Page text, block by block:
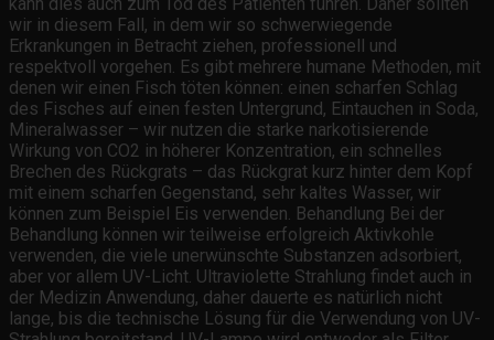
wir in diesem Fall, in dem wir so schwerwiegende
Erkrankungen in Betracht ziehen, professionell und
respektvoll vorgehen. Es gibt mehrere humane Methoden, mit
denen wir einen Fisch töten können: einen scharfen Schlag
des Fisches auf einen festen Untergrund, Eintauchen in Soda,
Mineralwasser – wir nutzen die starke narkotisierende
Wirkung von CO2 in höherer Konzentration, ein schnelles
Brechen des Rückgrats – das Rückgrat kurz hinter dem Kopf
mit einem scharfen Gegenstand, sehr kaltes Wasser, wir
können zum Beispiel Eis verwenden. Behandlung Bei der
Behandlung können wir teilweise erfolgreich Aktivkohle
verwenden, die viele unerwünschte Substanzen adsorbiert,
aber vor allem UV-Licht. Ultraviolette Strahlung findet auch in
der Medizin Anwendung, daher dauerte es natürlich nicht
lange, bis die technische Lösung für die Verwendung von UV-